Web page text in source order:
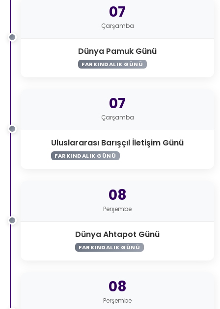
07
Çarşamba
Dünya Pamuk Günü
FARKINDALIK GÜNÜ
07
Çarşamba
Uluslararası Barışçıl İletişim Günü
FARKINDALIK GÜNÜ
08
Perşembe
Dünya Ahtapot Günü
FARKINDALIK GÜNÜ
08
Perşembe